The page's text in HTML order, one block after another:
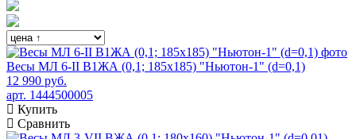
Весы МЛ 6-II В1ЖА (0,1; 185x185) "Ньютон-1" (d=0,1)
12 990 руб.
арт. 1444500005
Купить
Сравнить